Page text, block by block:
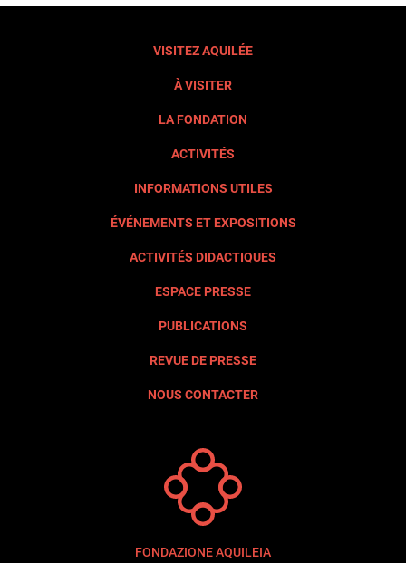
VISITEZ AQUILÉE
À VISITER
LA FONDATION
ACTIVITÉS
INFORMATIONS UTILES
ÉVÉNEMENTS ET EXPOSITIONS
ACTIVITÉS DIDACTIQUES
ESPACE PRESSE
PUBLICATIONS
REVUE DE PRESSE
NOUS CONTACTER
FONDAZIONE AQUILEIA